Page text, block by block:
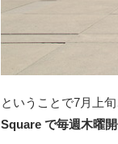
ということで7月上
Square で毎週木曜